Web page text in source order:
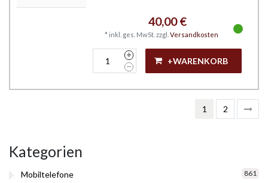
Kategorien
Mobiltelefone 861
40,00 €
* inkl. ges. MwSt. zzgl. Versandkosten
+WARENKORB
1 2